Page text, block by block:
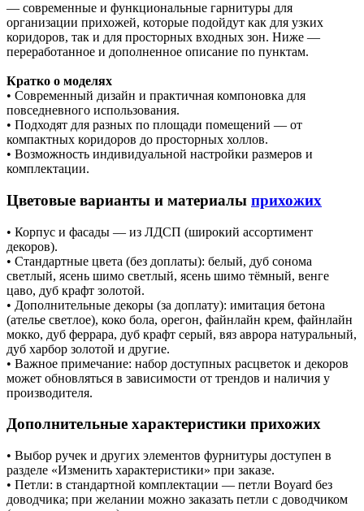
— современные и функциональные гарнитуры для
организации прихожей, которые подойдут как для узких
коридоров, так и для просторных входных зон. Ниже —
переработанное и дополненное описание по пунктам.
Кратко о моделях
• Современный дизайн и практичная компоновка для
повседневного использования.
• Подходят для разных по площади помещений — от
компактных коридоров до просторных холлов.
• Возможность индивидуальной настройки размеров и
комплектации.
Цветовые варианты и материалы прихожих
• Корпус и фасады — из ЛДСП (широкий ассортимент
декоров).
• Стандартные цвета (без доплаты): белый, дуб сонома
светлый, ясень шимо светлый, ясень шимо тёмный, венге
цаво, дуб крафт золотой.
• Дополнительные декоры (за доплату): имитация бетона
(ателье светлое), коко бола, орегон, файнлайн крем, файнлайн
мокко, дуб феррара, дуб крафт серый, вяз аврора натуральный,
дуб харбор золотой и другие.
• Важное примечание: набор доступных расцветок и декоров
может обновляться в зависимости от трендов и наличия у
производителя.
Дополнительные характеристики прихожих
• Выбор ручек и других элементов фурнитуры доступен в
разделе «Изменить характеристики» при заказе.
• Петли: в стандартной комплектации — петли Boyard без
доводчика; при желании можно заказать петли с доводчиком